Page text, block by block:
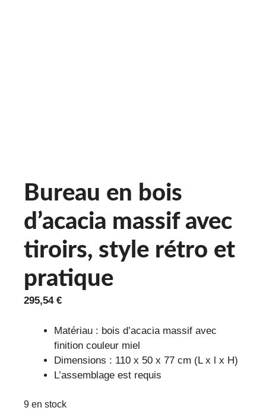
Bureau en bois
d’acacia massif avec
tiroirs, style rétro et
pratique
295,54 €
Matériau : bois d’acacia massif avec
finition couleur miel
Dimensions : 110 x 50 x 77 cm (L x l x H)
L’assemblage est requis
9 en stock